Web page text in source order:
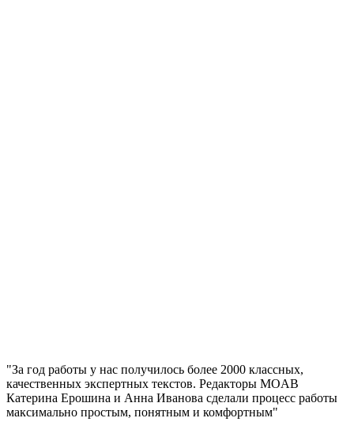
"За год работы у нас получилось более 2000 классных,
качественных экспертных текстов. Редакторы MOAB
Катерина Ерошина и Анна Иванова сделали процесс работы
максимально простым, понятным и комфортным"